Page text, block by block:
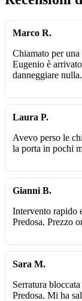
Marco R.
Chiamato per
Eugenio è
danneggiare
Laura P.
Avevo perso le
la porta in pochi
Gianni B.
Intervento rapido
Predosa. Prezzo
Sara M.
Serratura
Predosa. Mi ha